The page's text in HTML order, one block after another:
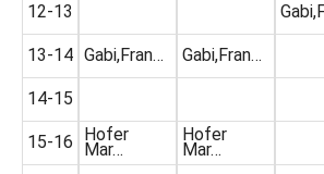
12-13
13-14
14-15
15-16
Gabi,Fran…
Hofer
Mar…
Gabi,Fran…
Hofer
Mar…